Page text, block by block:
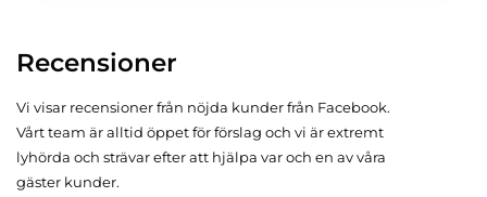
Recensioner
Vi visar recensioner från nöjda kunder från Facebook.
Vårt team är alltid öppet för förslag och vi är extremt
lyhörda och strävar efter att hjälpa var och en av våra
gäster kunder.